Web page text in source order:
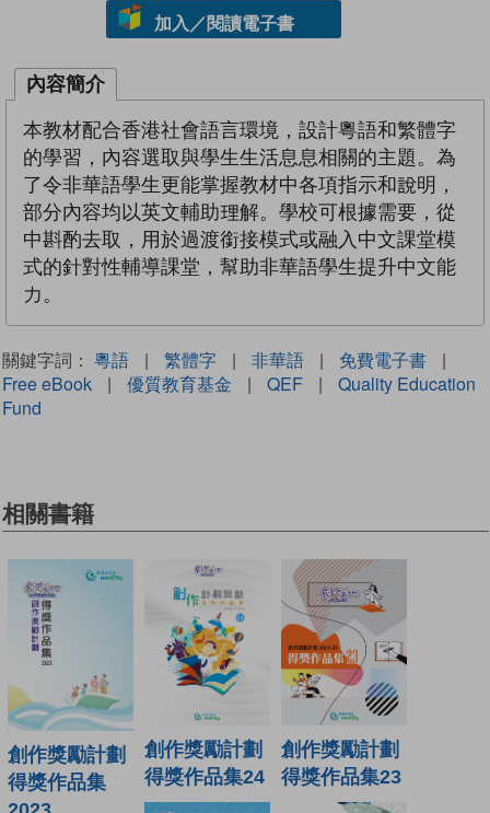
加入／閱讀電子書
內容簡介
本教材配合香港社會語言環境，設計粵語和繁體字
的學習，內容選取與學生生活息息相關的主題。為
了令非華語學生更能掌握教材中各項指示和說明，
部分內容均以英文輔助理解。學校可根據需要，從
中斟酌去取，用於過渡銜接模式或融入中文課堂模
式的針對性輔導課堂，幫助非華語學生提升中文能
力。
關鍵字詞： 粵語 | 繁體字 | 非華語 | 免費電子書
|
Free eBook
| 優質教育基金 | QEF |
Quality Education
Fund
相關書籍
創作獎勵計劃
得獎作品集
創作獎勵計劃
得獎作品集24
創作獎勵計劃
得獎作品集23